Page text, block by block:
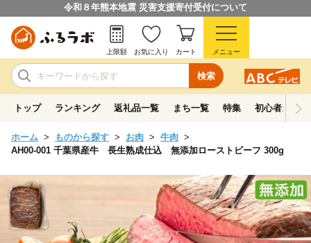
令和８年熊本地震 災害支援寄付受付について
検索
上限額 お気に入り カート メニュー
トップ ランキング 返礼品一覧 まち一覧 特集 初心者ガイド
ホーム ものから探す お肉
牛肉
AH00-001 千葉県産牛 長生熟成仕込 無添加ローストビーフ 300g